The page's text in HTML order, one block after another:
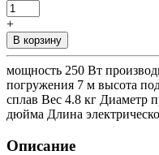
+
В корзину
мощность 250 Вт
погружения 7 м высота
сплав Вес 4.8 кг Диаметр
дюйма Длина
Описание